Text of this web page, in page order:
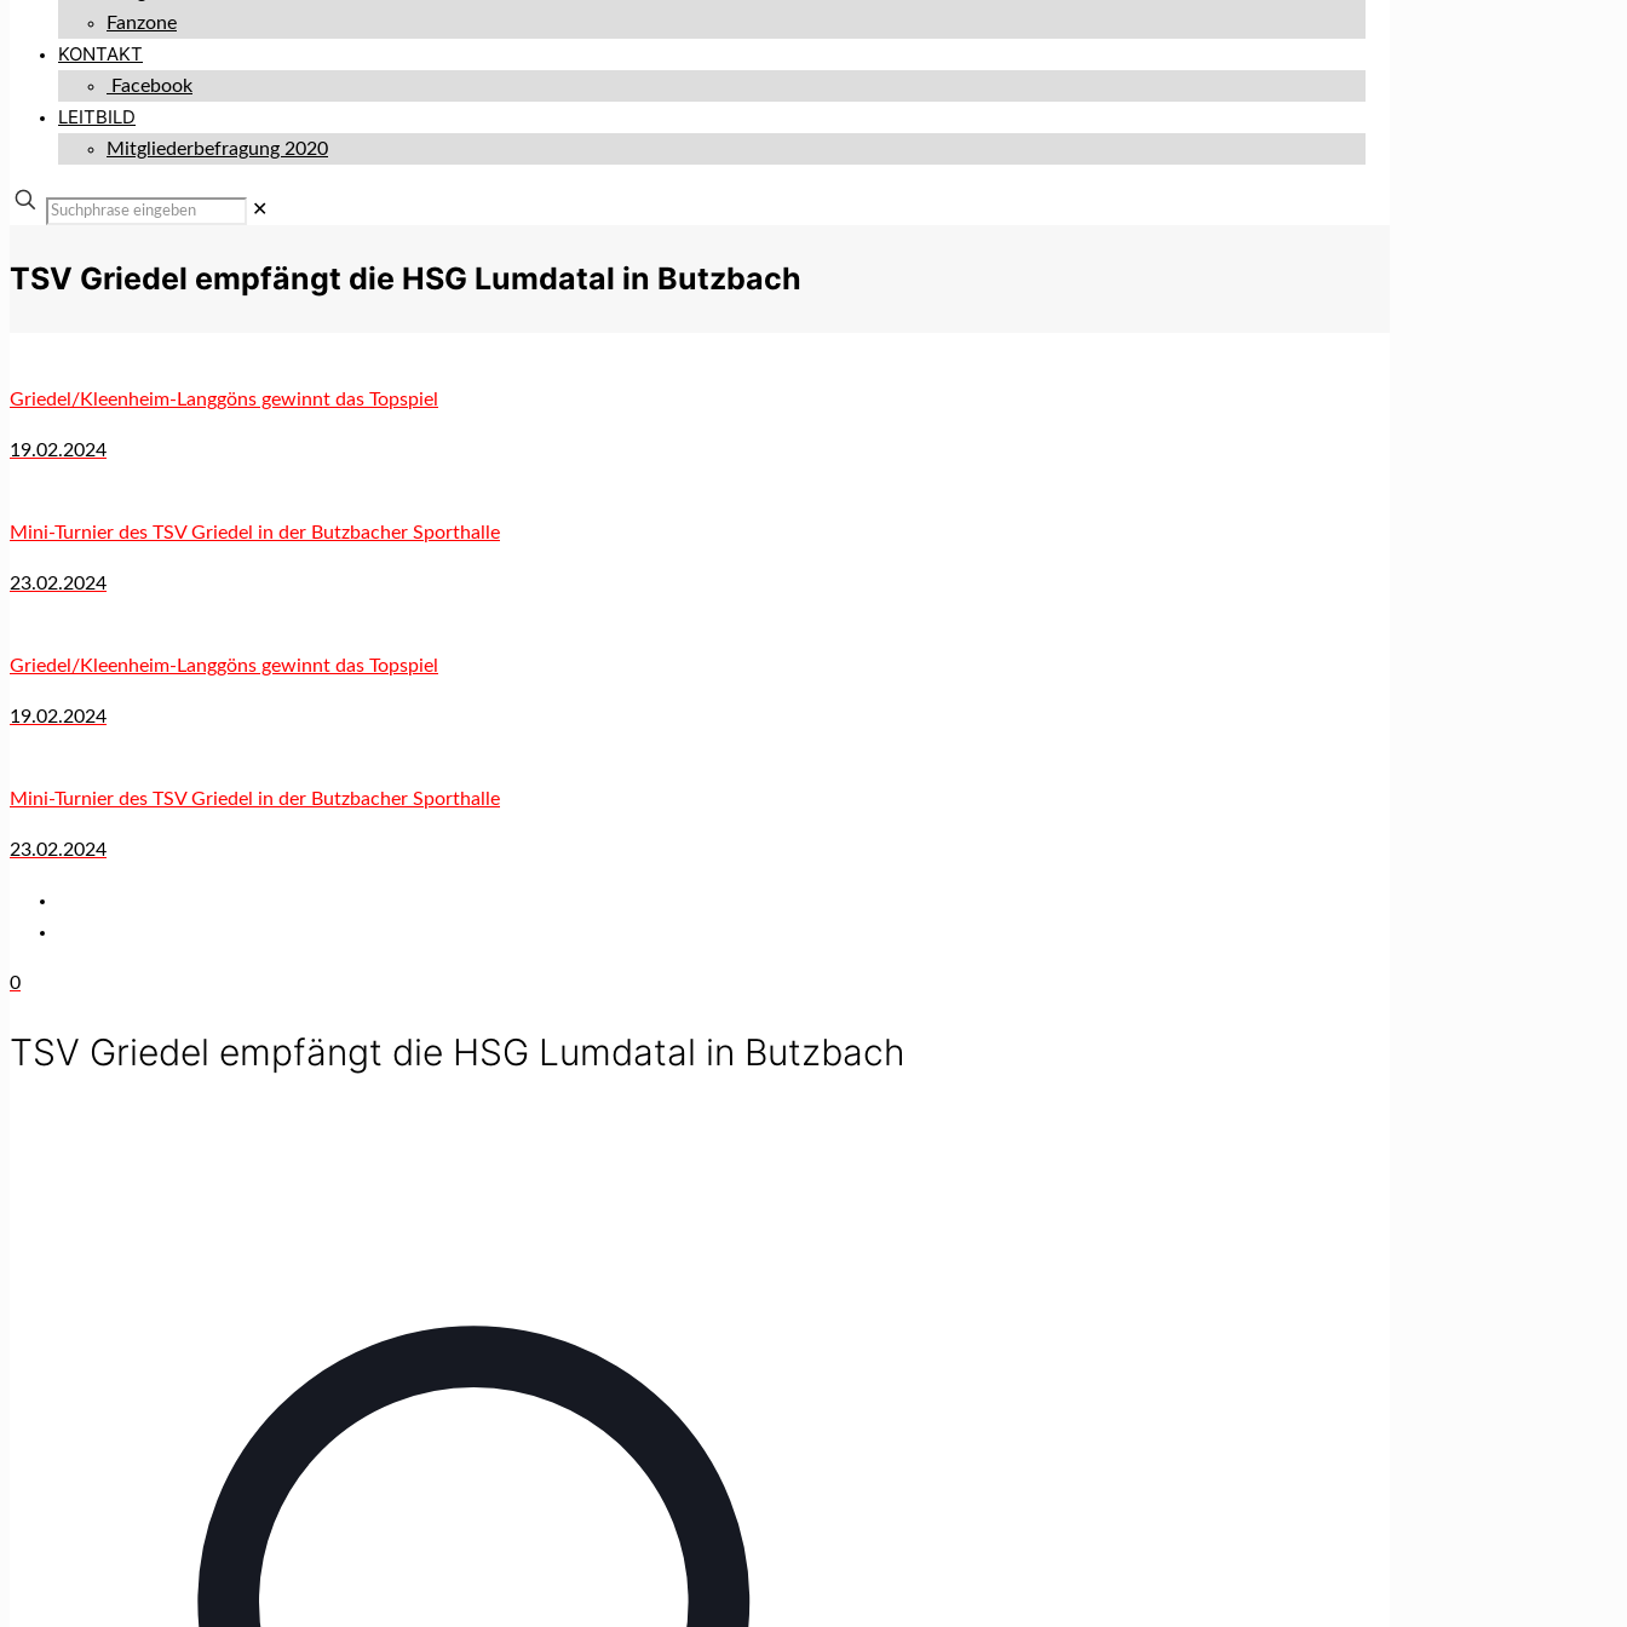
Fanzone
KONTAKT
Facebook
LEITBILD
Mitgliederbefragung 2020
✕
TSV Griedel empfängt die HSG Lumdatal in Butzbach
Griedel/Kleenheim-Langgöns gewinnt das Topspiel
19.02.2024
Mini-Turnier des TSV Griedel in der Butzbacher Sporthalle
23.02.2024
Griedel/Kleenheim-Langgöns gewinnt das Topspiel
19.02.2024
Mini-Turnier des TSV Griedel in der Butzbacher Sporthalle
23.02.2024
0
TSV Griedel empfängt die HSG Lumdatal in Butzbach